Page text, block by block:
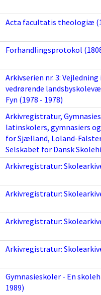
Acta facultatis theologiæ
Forhandlingsprotokol
Arkivserien nr. 3:
vedrørende
Fyn (1978 - 1978)
Arkivregistratur,
latinskolers, gymnasiers
for Sjælland, Loland-
Selskabet for Dansk
Arkivregistratur:
Arkivregistratur:
Arkivregistratur:
Arkivregistratur:
Gymnasieskoler - En
1989)